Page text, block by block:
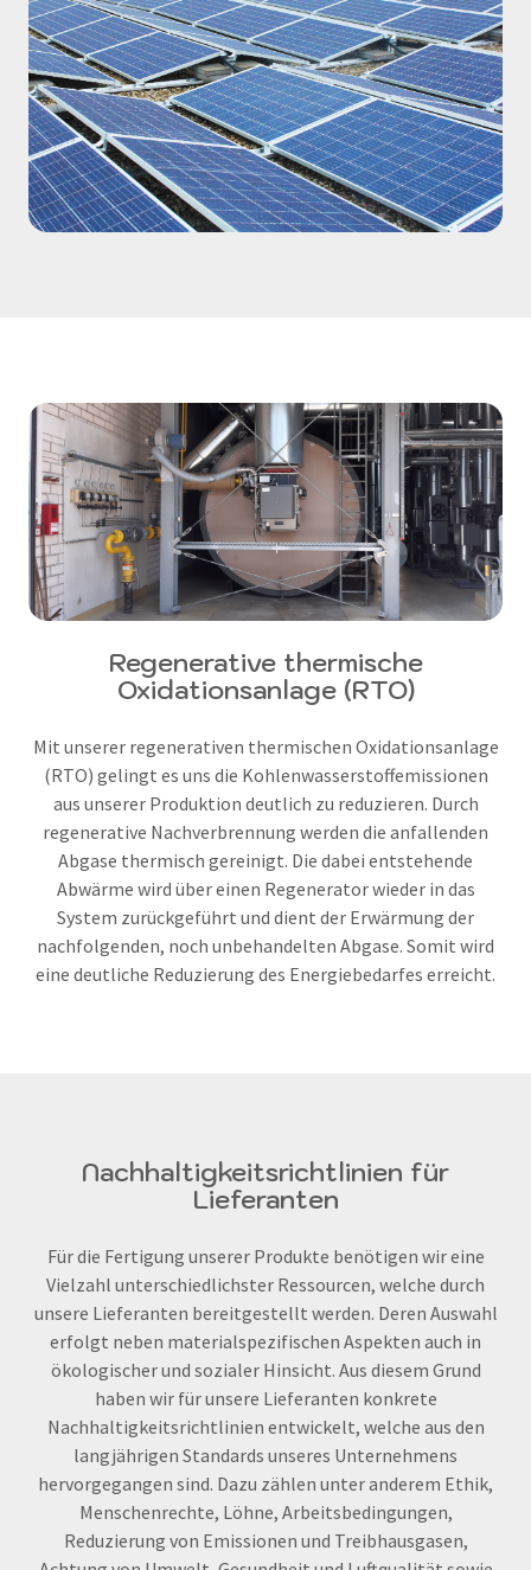
Regenerative thermische
Oxidationsanlage (RTO)
Mit unserer regenerativen thermischen Oxidationsanlage
(RTO) gelingt es uns die Kohlenwasserstoffemissionen
aus unserer Produktion deutlich zu reduzieren. Durch
regenerative Nachverbrennung werden die anfallenden
Abgase thermisch gereinigt. Die dabei entstehende
Abwärme wird über einen Regenerator wieder in das
System zurückgeführt und dient der Erwärmung der
nachfolgenden, noch unbehandelten Abgase. Somit wird
eine deutliche Reduzierung des Energiebedarfes erreicht.
Nachhaltigkeitsrichtlinien für
Lieferanten
Für die Fertigung unserer Produkte benötigen wir eine
Vielzahl unterschiedlichster Ressourcen, welche durch
unsere Lieferanten bereitgestellt werden. Deren Auswahl
erfolgt neben materialspezifischen Aspekten auch in
ökologischer und sozialer Hinsicht. Aus diesem Grund
haben wir für unsere Lieferanten konkrete
Nachhaltigkeitsrichtlinien entwickelt, welche aus den
langjährigen Standards unseres Unternehmens
hervorgegangen sind. Dazu zählen unter anderem Ethik,
Menschenrechte, Löhne, Arbeitsbedingungen,
Reduzierung von Emissionen und Treibhausgasen,